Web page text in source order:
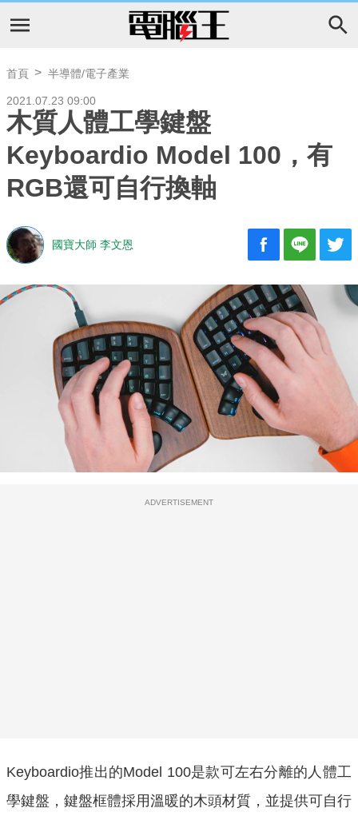
首頁 半導體/電子產業
2021.07.23 09:00
木質人體工學鍵盤
Keyboardio Model 100，有
RGB還可自行換軸
國寶大師 李文恩
ADVERTISEMENT
Keyboardio推出的Model 100是款可左右分離的人體工
學鍵盤，鍵盤框體採用溫暖的木頭材質，並提供可自行